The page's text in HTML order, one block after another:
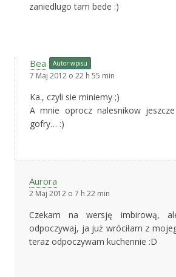
zaniedlugo tam bede :)
Bea Autor wpisu
7 Maj 2012 o 22 h 55 min
Ka., czyli sie miniemy ;)
A mnie oprocz nalesnikow
gofry… :)
Aurora
2 Maj 2012 o 7 h 22 min
Czekam na wersję imbirową,
odpoczywaj, ja już wróciłam z
teraz odpoczywam kuchennie :D